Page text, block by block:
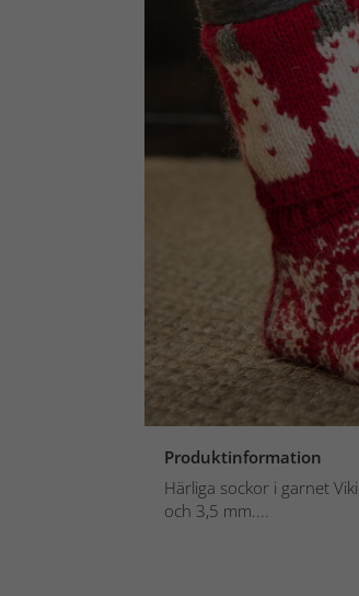
Produktinformation
Härliga sockor i garnet
och 3,5 mm....